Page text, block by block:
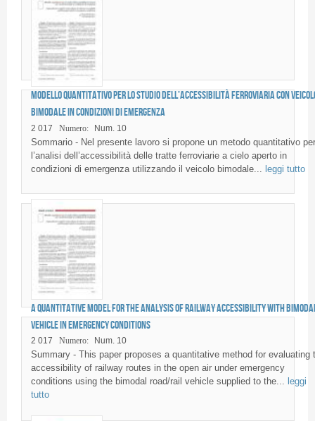
Modello quantitativo per lo studio dell’accessibilità ferroviaria con
bimodale in condizioni di emergenza
2 017 Numero: Num. 10
Sommario - Nel presente lavoro si propone un metodo quantitativo per
l’analisi dell’accessibilità delle tratte ferroviarie a cielo aperto in
condizioni di emergenza utilizzando il veicolo bimodale... leggi tutto
A quantitative model for the analysis of railway accessibility with
vehicle in emergency conditions
2 017 Numero: Num. 10
Summary - This paper proposes a quantitative method for evaluating
accessibility of railway routes in the open air under emergency
conditions using the bimodal road/rail vehicle supplied to the... leggi
tutto